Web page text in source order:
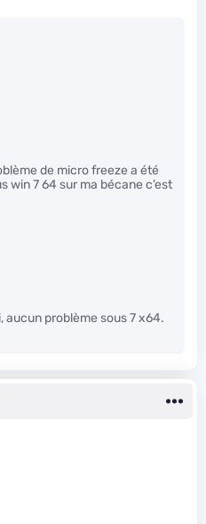
de micro freeze a été
win 7 64 sur ma bécane c’est
aucun problème sous 7 x64.